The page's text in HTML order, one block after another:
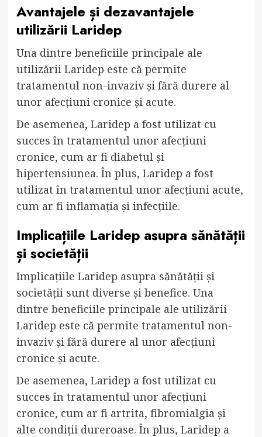
Avantajele și dezavantajele
utilizării Laridep
Una dintre beneficiile principale ale
utilizării Laridep este că permite
tratamentul non-invaziv și fără durere al
unor afecțiuni cronice și acute.
De asemenea, Laridep a fost utilizat cu
succes în tratamentul unor afecțiuni
cronice, cum ar fi diabetul și
hipertensiunea. În plus, Laridep a fost
utilizat în tratamentul unor afecțiuni acute,
cum ar fi inflamația și infecțiile.
Implicațiile Laridep asupra sănătății
și societății
Implicațiile Laridep asupra sănătății și
societății sunt diverse și benefice. Una
dintre beneficiile principale ale utilizării
Laridep este că permite tratamentul non-
invaziv și fără durere al unor afecțiuni
cronice și acute.
De asemenea, Laridep a fost utilizat cu
succes în tratamentul unor afecțiuni
cronice, cum ar fi artrita, fibromialgia și
alte condiții dureroase. În plus, Laridep a